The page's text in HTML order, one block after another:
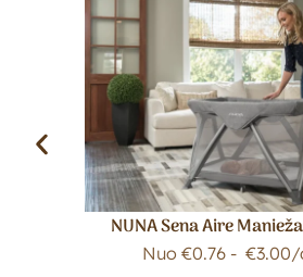
NUNA Sena Aire
Nuo €0.76- €3.00/